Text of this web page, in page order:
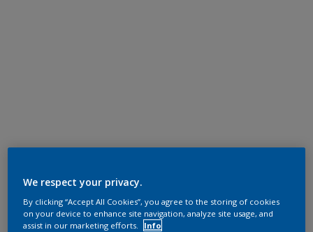
We respect your privacy.
By clicking “Accept All Cookies”, you agree to the storing of cookies
on your device to enhance site navigation, analyze site usage, and
assist in our marketing efforts.
Info